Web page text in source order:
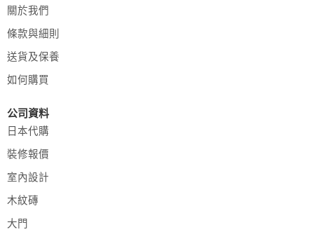
關於我們
條款與細則
送貨及保養
如何購買
公司資料
日本代購
裝修報價
室內設計
木紋磚
大門